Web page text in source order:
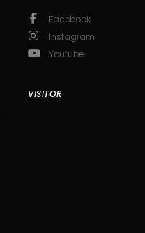
Facebook
Instagram
Youtube
VISITOR